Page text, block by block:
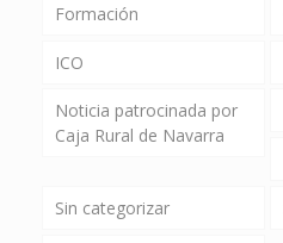
Formación
ICO
Noticia patrocinada por
Caja Rural de Navarra
Sin categorizar